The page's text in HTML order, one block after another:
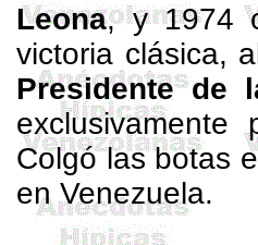
Leona, y 1974
victoria clásica,
Presi­dente de
Colgó las botas
en Venezuela.